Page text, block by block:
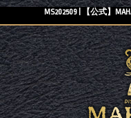
MS202509 | 【公式】